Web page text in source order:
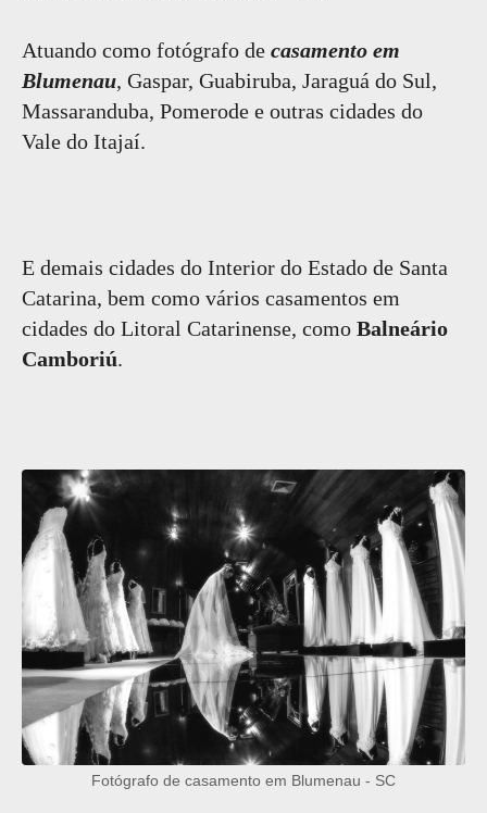
Atuando como fotógrafo de casamento em
Blumenau, Gaspar, Guabiruba, Jaraguá do Sul,
Massaranduba, Pomerode e outras cidades do
Vale do Itajaí.
E demais cidades do Interior do Estado de Santa
Catarina, bem como vários casamentos em
cidades do Litoral Catarinense, como Balneário
Camboriú.
Fotógrafo de casamento em Blumenau - SC